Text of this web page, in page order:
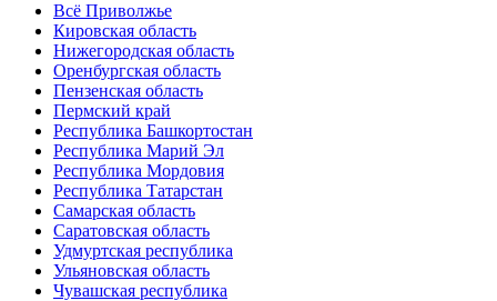
Всё Приволжье
Кировская область
Нижегородская область
Оренбургская область
Пензенская область
Пермский край
Республика Башкортостан
Республика Марий Эл
Республика Мордовия
Республика Татарстан
Самарская область
Саратовская область
Удмуртская республика
Ульяновская область
Чувашская республика